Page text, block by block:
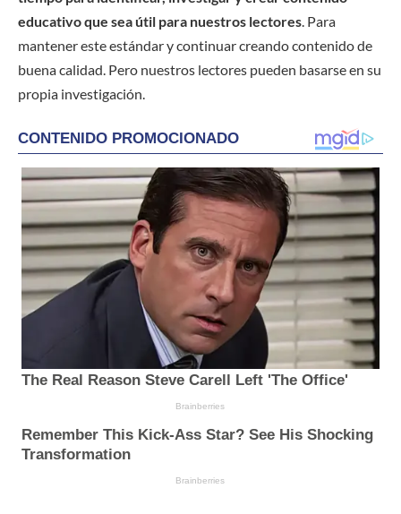
educativo que sea útil para nuestros lectores. Para
mantener este estándar y continuar creando contenido de
buena calidad. Pero nuestros lectores pueden basarse en su
propia investigación.